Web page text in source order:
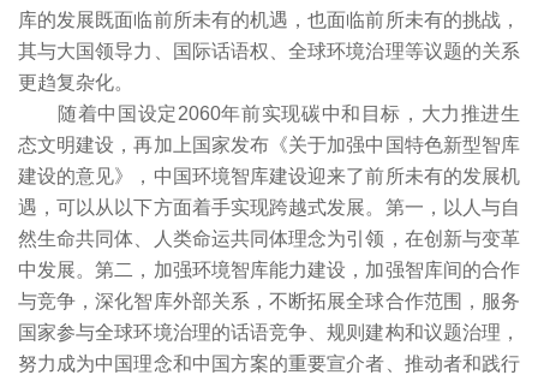
库的发展既面临前所未有的机遇，也面临前所未有的挑战，
其与大国领导力、国际话语权、全球环境治理等议题的关系
更趋复杂化。
随着中国设定2060年前实现碳中和目标，大力推进生
态文明建设，再加上国家发布《关于加强中国特色新型智库
建设的意见》，中国环境智库建设迎来了前所未有的发展机
遇，可以从以下方面着手实现跨越式发展。第一，以人与自
然生命共同体、人类命运共同体理念为引领，在创新与变革
中发展。第二，加强环境智库能力建设，加强智库间的合作
与竞争，深化智库外部关系，不断拓展全球合作范围，服务
国家参与全球环境治理的话语竞争、规则建构和议题治理，
努力成为中国理念和中国方案的重要宣介者、推动者和践行